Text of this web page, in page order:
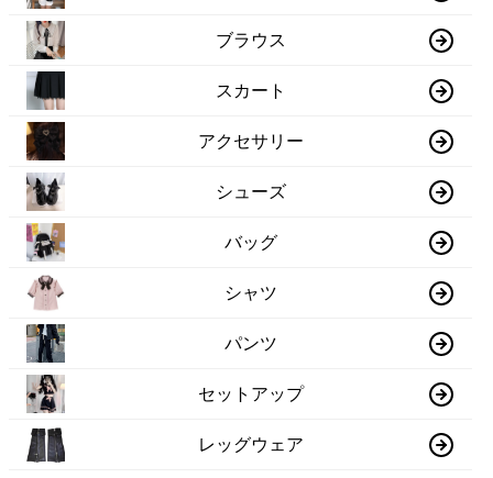
ブラウス
スカート
アクセサリー
シューズ
バッグ
シャツ
パンツ
セットアップ
レッグウェア